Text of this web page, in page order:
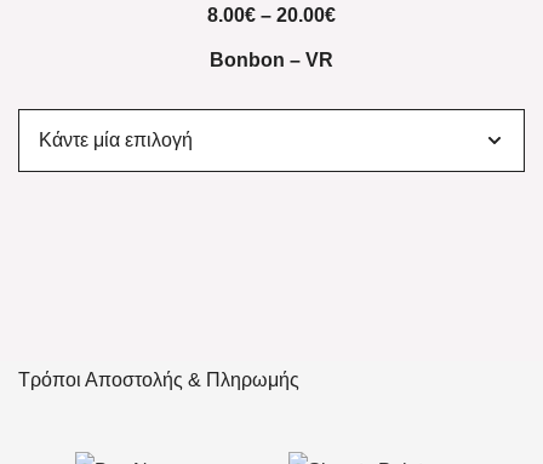
8.00€ – 20.00€
Bonbon – VR
Τρόποι Αποστολής & Πληρωμής